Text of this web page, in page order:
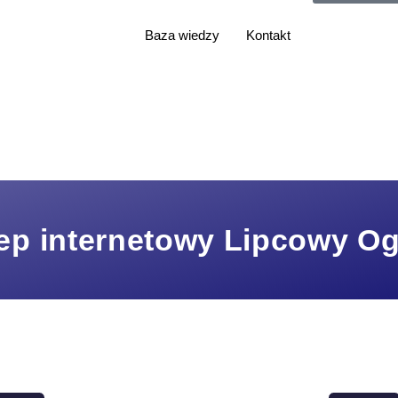
Baza wiedzy Kontakt
internetowy Lipcowy